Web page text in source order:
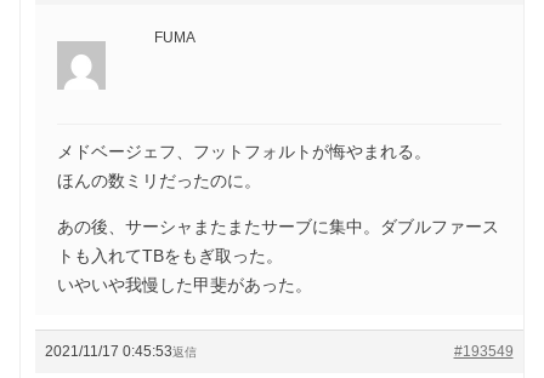
FUMA
メドベージェフ、フットフォルトが悔やまれる。
ほんの数ミリだったのに。
あの後、サーシャまたまたサーブに集中。ダブルファース
トも入れてTBをもぎ取った。
いやいや我慢した甲斐があった。
2021/11/17 0:45:53 #193549
返信